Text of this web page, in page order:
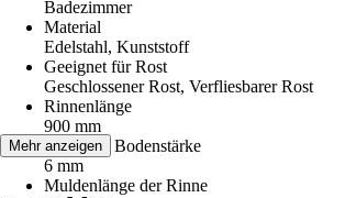
Badezimmer
Material
Edelstahl, Kunststoff
Geeignet für Rost
Geschlossener Rost, Verfliesbarer Rost
Rinnenlänge
900 mm
Minimale Bodenstärke
6 mm
Muldenlänge der Rinne
Mehr anzeigen